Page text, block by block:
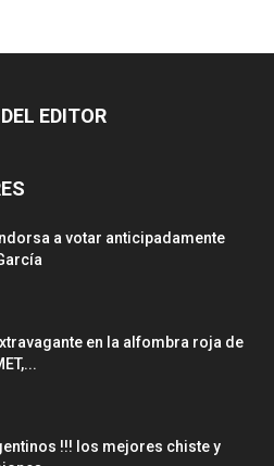
EDITOR
a votar anticipadamente
en la alfombra roja de
!!! los mejores chiste y